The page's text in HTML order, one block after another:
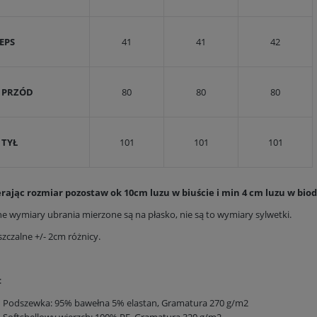
41 41 42
80 80 80
101 101 101
rozmiar pozostaw ok 10cm luzu w biuście i min 4 cm luzu w
wymiary ubrania mierzone są na płasko, nie są to wymiary sylwetki.
+/- 2cm różnicy.
:
Podszewka: 95% bawełna 5% elastan, Gramatura 270 g/m2